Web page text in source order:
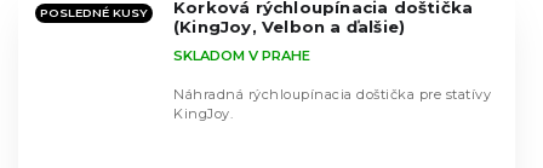
hviezdičiek.
POSLEDNÉ KUSY
Korková rýchloupínacia doštička
(KingJoy, Velbon a ďalšie)
SKLADOM V PRAHE
Náhradná rýchloupínacia doštička pre statívy
KingJoy.